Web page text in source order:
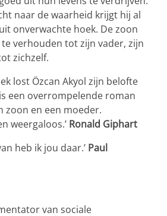
naar de waarheid krijgt hij al
onverwachte hoek. De zoon
verhouden tot zijn vader, zijn
zichzelf.
lost Özcan Akyol zijn belofte
een overrompelende roman
zoon en een moeder.
weergaloos.’ Ronald Giphart
heb ik jou daar.’ Paul
van sociale